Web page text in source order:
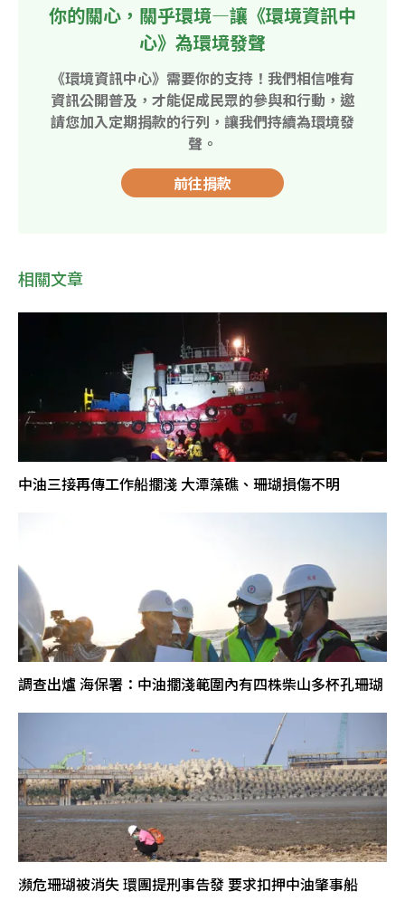
你的關心，關乎環境—讓《環境資訊中
心》為環境發聲
《環境資訊中心》需要你的支持！我們相信唯有
資訊公開普及，才能促成民眾的參與和行動，邀
請您加入定期捐款的行列，讓我們持續為環境發
聲。
前往捐款
相關文章
中油三接再傳工作船擱淺 大潭藻礁、珊瑚損傷不明
調查出爐 海保署：中油擱淺範圍內有四株柴山多杯孔珊瑚
瀕危珊瑚被消失 環團提刑事告發 要求扣押中油肇事船